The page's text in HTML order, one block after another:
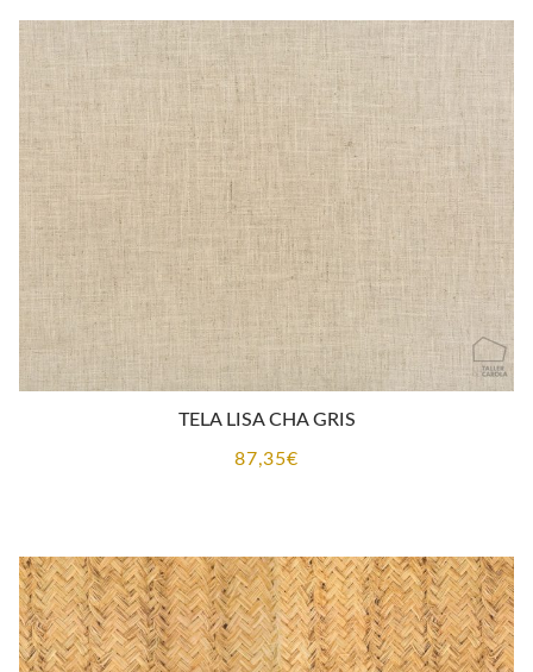
TELA LISA CHA GRIS
87,35€